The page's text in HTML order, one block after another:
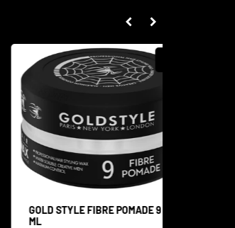
SALE
GOLD STYLE FIBRE POMADE 9 150